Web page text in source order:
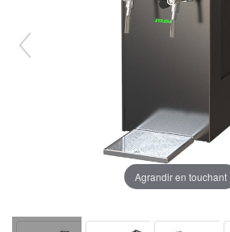
Agrandir en touchant